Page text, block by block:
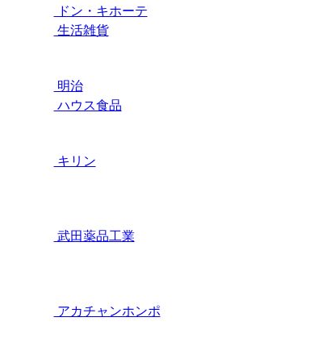
ドン・キホーテ
生活雑貨
明治
ハウス食品
キリン
武田薬品工業
アカチャンホンポ